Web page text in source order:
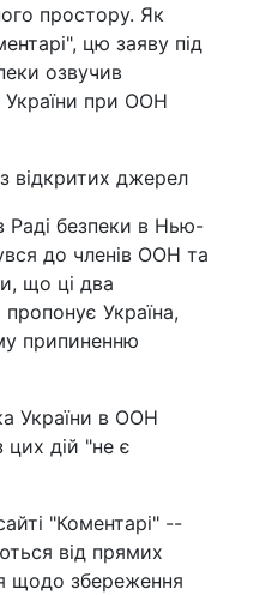
простору. Як
цю заяву під
озвучив
України при ООН
відкритих джерел
Раді безпеки в Нью-
до членів ООН та
що ці два
пропонує Україна,
припиненню
України в ООН
дій "не є
"Коментарі" --
від прямих
щодо збереження